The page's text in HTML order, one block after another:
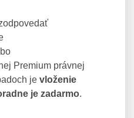
Premium právnej
je vloženie
je zadarmo.